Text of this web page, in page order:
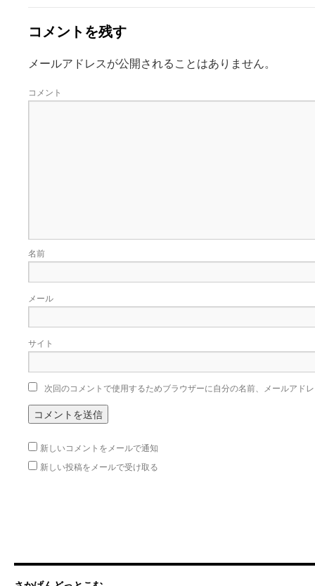
コメントを残す
メールアドレスが公開されることはありません。
コメント
名前
メール
サイト
次回のコメントで使用するためブラウザーに自分の名前、メールアド
新しいコメントをメールで通知
新しい投稿をメールで受け取る